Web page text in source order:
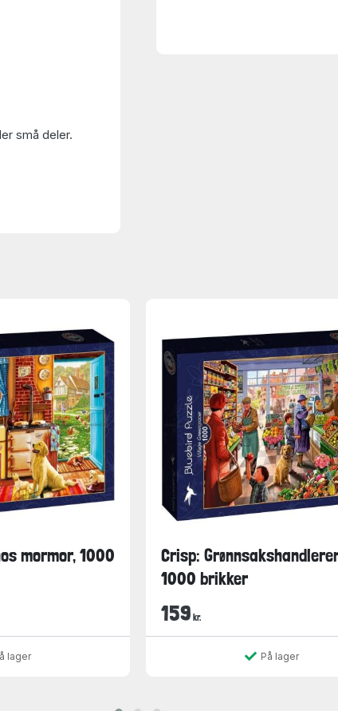
små deler.
mormor, 1000
lager
Crisp:
1000 brikker
159 kr.
På lager